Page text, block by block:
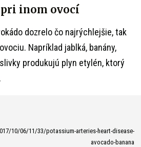
inom ovocí
dozrelo čo najrýchlejšie, tak
Napríklad jablká, banány,
produkujú plyn etylén, ktorý
10/06/11/33/potassium-arteries-heart-disease-
avocado-banana